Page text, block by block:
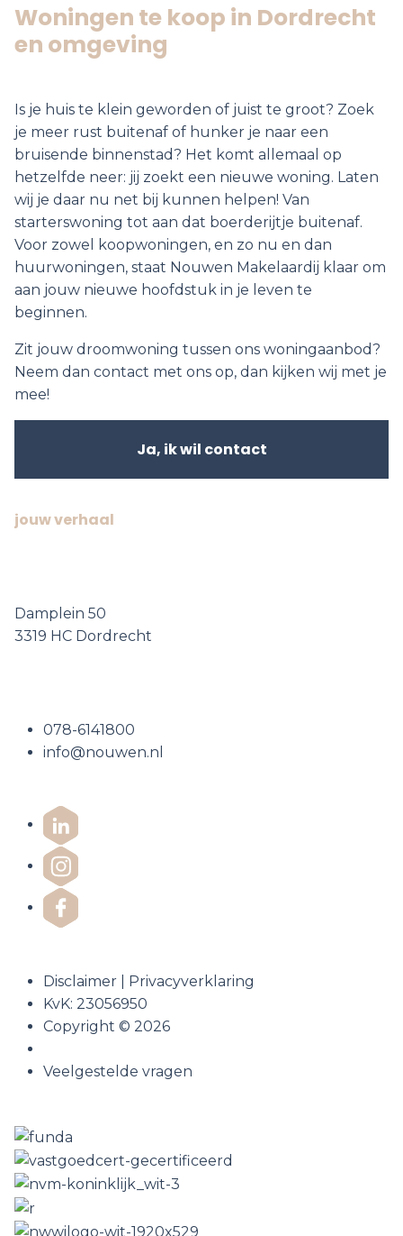
Woningen te koop in Dordrecht
en omgeving
Is je huis te klein geworden of juist te groot? Zoek
je meer rust buitenaf of hunker je naar een
bruisende binnenstad? Het komt allemaal op
hetzelfde neer: jij zoekt een nieuwe woning. Laten
wij je daar nu net bij kunnen helpen! Van
starterswoning tot aan dat boerderijtje buitenaf.
Voor zowel koopwoningen, en zo nu en dan
huurwoningen, staat Nouwen Makelaardij klaar om
aan jouw nieuwe hoofdstuk in je leven te
beginnen.
Zit jouw droomwoning tussen ons woningaanbod?
Neem dan contact met ons op, dan kijken wij met je
mee!
Ja, ik wil contact
jouw verhaal
Damplein 50
3319 HC Dordrecht
078-6141800
info@nouwen.nl
Disclaimer
Privacyverklaring
KvK: 23056950
Copyright © 2026
Veelgestelde vragen